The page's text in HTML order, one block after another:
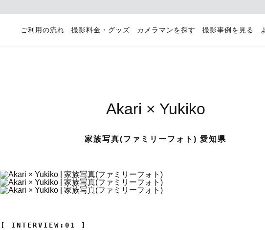
ご利用の流れ 撮影料金・グッズ カメラマンを探す 撮影事例を見る
Akari × Yukiko
家族写真(ファミリーフォト) 愛知県
[ INTERVIEW:01 ]